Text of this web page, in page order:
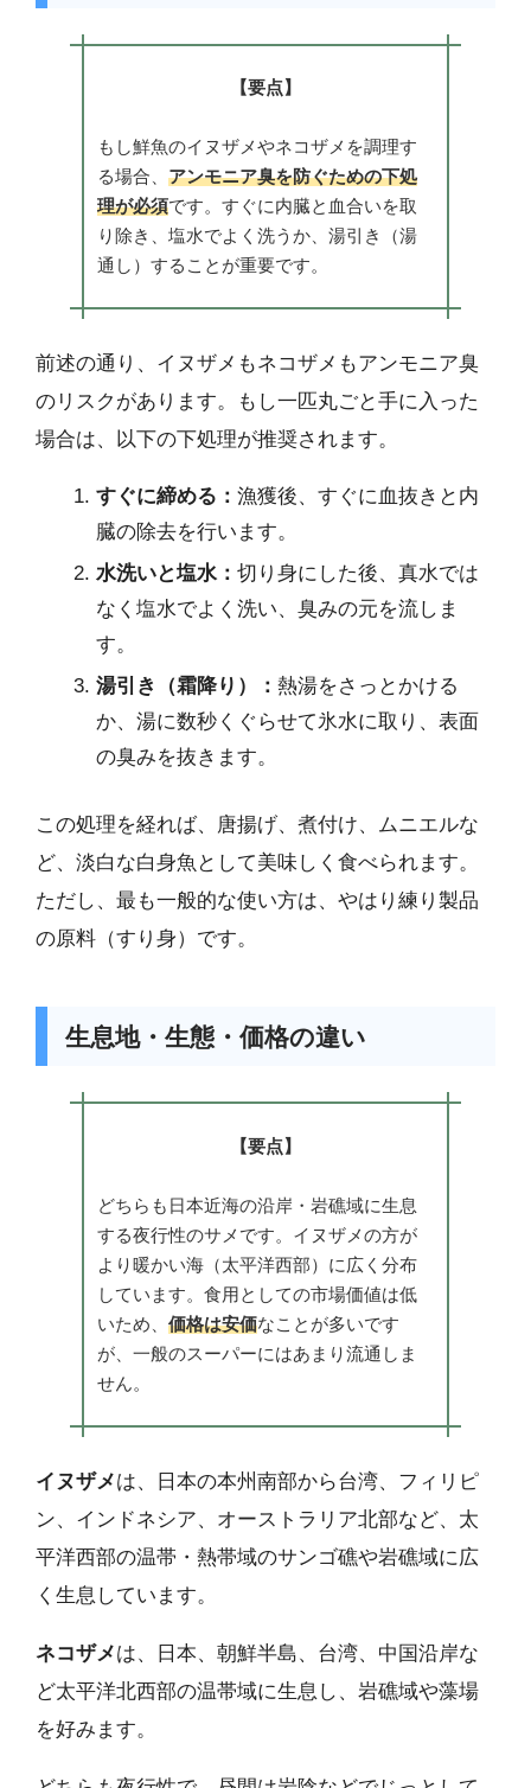
【要点】
もし鮮魚のイヌザメやネコザメを調理す
る場合、 アンモニア臭を防ぐための下処
理が必須です。すぐに内臓と血合いを取
り除き、塩水でよく洗うか、湯引き（湯
通し）することが重要です。
前述の通り、イヌザメもネコザメもアンモニア臭
のリスクがあります。もし一匹丸ごと手に入った
場合は、以下の下処理が推奨されます。
すぐに締める： 漁獲後、すぐに血抜きと内
臓の除去を行います。
水洗いと塩水： 切り身にした後、真水では
なく塩水でよく洗い、臭みの元を流しま
す。
湯引き（霜降り）： 熱湯をさっとかける
か、湯に数秒くぐらせて氷水に取り、表面
の臭みを抜きます。
この処理を経れば、唐揚げ、煮付け、ムニエルな
ど、淡白な白身魚として美味しく食べられます。
ただし、最も一般的な使い方は、やはり練り製品
の原料（すり身）です。
生息地・生態・価格の違い
【要点】
どちらも日本近海の沿岸・岩礁域に生息
する夜行性のサメです。イヌザメの方が
より暖かい海（太平洋西部）に広く分布
しています。食用としての市場価値は低
いため、 価格は安価なことが多いです
が、一般のスーパーにはあまり流通しま
せん。
イヌザメは、日本の本州南部から台湾、フィリピ
ン、インドネシア、オーストラリア北部など、太
平洋西部の温帯・熱帯域のサンゴ礁や岩礁域に広
く生息しています。
ネコザメは、日本、朝鮮半島、台湾、中国沿岸な
ど太平洋北西部の温帯域に生息し、岩礁域や藻場
を好みます。